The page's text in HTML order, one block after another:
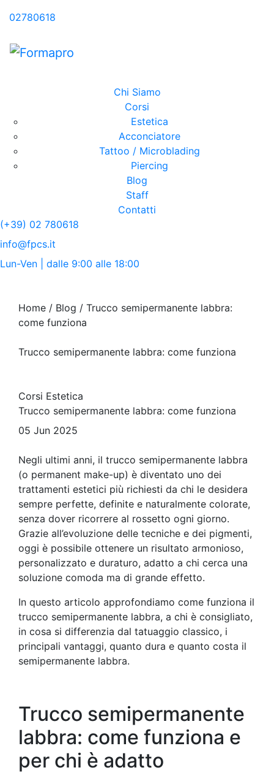
02780618
Chi Siamo
Corsi
Estetica
Acconciatore
Tattoo / Microblading
Piercing
Blog
Staff
Contatti
(+39) 02 780618
info@fpcs.it
Lun-Ven | dalle 9:00 alle 18:00
Home / Blog / Trucco semipermanente labbra:
come funziona
Trucco semipermanente labbra: come funziona
Corsi Estetica
Trucco semipermanente labbra: come funziona
05 Jun 2025
Negli ultimi anni, il trucco semipermanente labbra
(o permanent make-up) è diventato uno dei
trattamenti estetici più richiesti da chi le desidera
sempre perfette, definite e naturalmente colorate,
senza dover ricorrere al rossetto ogni giorno.
Grazie all’evoluzione delle tecniche e dei pigmenti,
oggi è possibile ottenere un risultato armonioso,
personalizzato e duraturo, adatto a chi cerca una
soluzione comoda ma di grande effetto.
In questo articolo approfondiamo come funziona il
trucco semipermanente labbra, a chi è consigliato,
in cosa si differenzia dal tatuaggio classico, i
principali vantaggi, quanto dura e quanto costa il
semipermanente labbra.
Trucco semipermanente
labbra: come funziona e
per chi è adatto